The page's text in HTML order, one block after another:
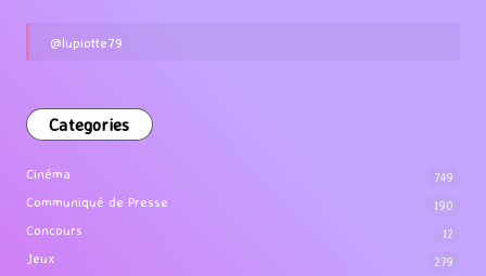
@lupiotte79
Categories
Cinéma 749
Communiqué de Presse 190
Concours 12
Jeux 279